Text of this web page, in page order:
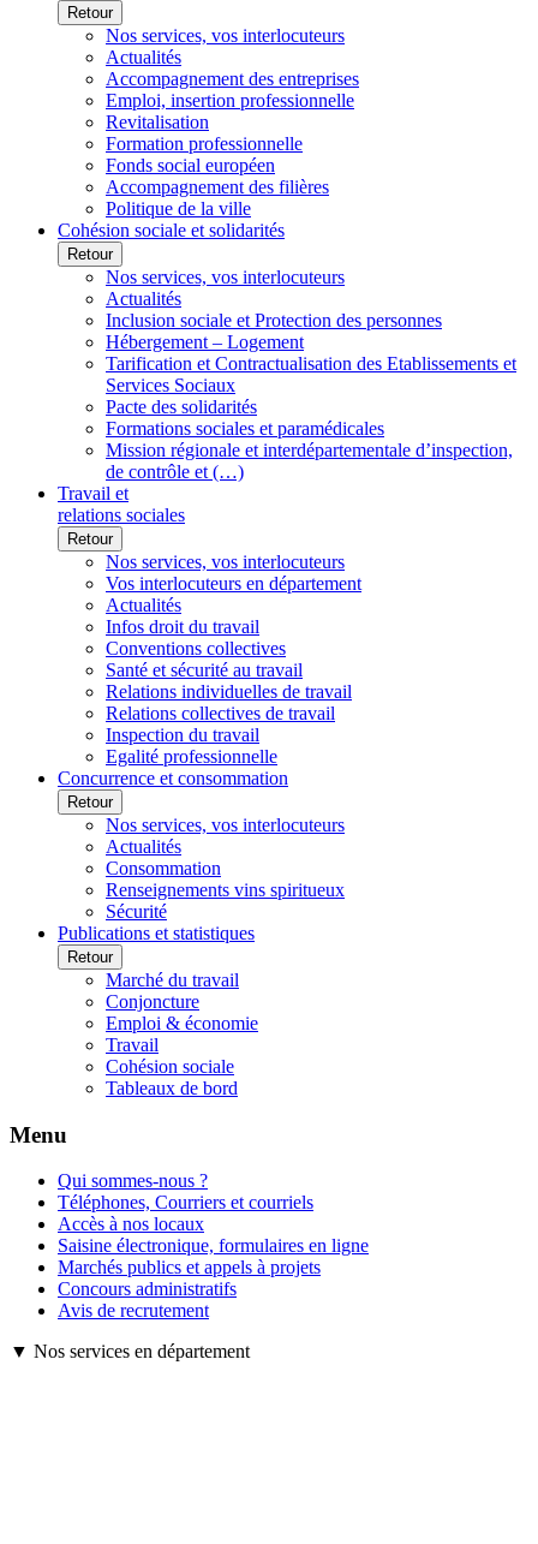
Retour
Nos services, vos interlocuteurs
Actualités
Accompagnement des entreprises
Emploi, insertion professionnelle
Revitalisation
Formation professionnelle
Fonds social européen
Accompagnement des filières
Politique de la ville
Cohésion sociale et solidarités
Retour
Nos services, vos interlocuteurs
Actualités
Inclusion sociale et Protection des personnes
Hébergement – Logement
Tarification et Contractualisation des Etablissements et
Services Sociaux
Pacte des solidarités
Formations sociales et paramédicales
Mission régionale et interdépartementale d’inspection,
de contrôle et (…)
Travail et
relations sociales
Retour
Nos services, vos interlocuteurs
Vos interlocuteurs en département
Actualités
Infos droit du travail
Conventions collectives
Santé et sécurité au travail
Relations individuelles de travail
Relations collectives de travail
Inspection du travail
Egalité professionnelle
Concurrence et consommation
Retour
Nos services, vos interlocuteurs
Actualités
Consommation
Renseignements vins spiritueux
Sécurité
Publications et statistiques
Retour
Marché du travail
Conjoncture
Emploi & économie
Travail
Cohésion sociale
Tableaux de bord
Menu
Qui sommes-nous ?
Téléphones, Courriers et courriels
Accès à nos locaux
Saisine électronique, formulaires en ligne
Marchés publics et appels à projets
Concours administratifs
Avis de recrutement
▼ Nos services en département